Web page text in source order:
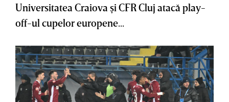
Universitatea Craiova şi CFR Cluj atacă play-
off-ul cupelor europene...